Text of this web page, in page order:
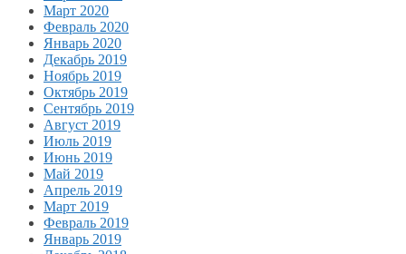
Март 2020
Февраль 2020
Январь 2020
Декабрь 2019
Ноябрь 2019
Октябрь 2019
Сентябрь 2019
Август 2019
Июль 2019
Июнь 2019
Май 2019
Апрель 2019
Март 2019
Февраль 2019
Январь 2019